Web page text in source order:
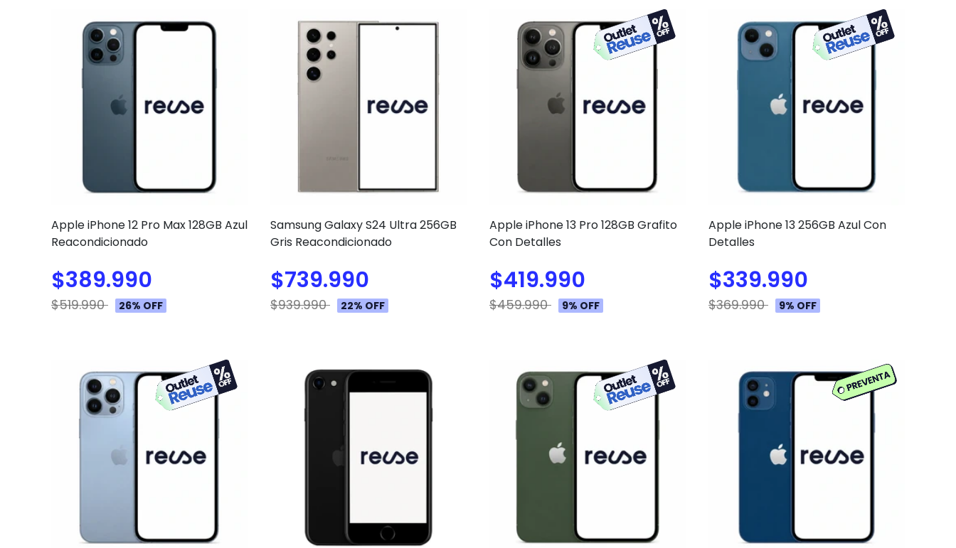
Apple iPhone 12 Pro Max 128GB Azul
Reacondicionado
$389.990
$519.990 26% OFF
Samsung Galaxy S24 Ultra 256GB
Gris Reacondicionado
$739.990
$939.990 22% OFF
Apple iPhone 13 Pro 128GB Grafito
Con Detalles
$419.990
$459.990 9% OFF
Apple iPhone 13 256GB Azul Con
Detalles
$339.990
$369.990 9% OFF